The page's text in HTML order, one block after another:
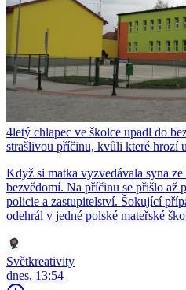
4letý chlapec ve školce upadl do
strašlivou příčinu, kvůli které hrozí
Když si matka vyzvedávala syna
bezvědomí. Na příčinu se přišlo až
policie a zastupitelství. Šokující
odehrál v jedné polské mateřské
Světkreativity
dnes, 13:54